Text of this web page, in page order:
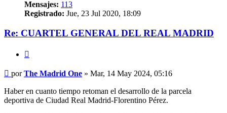
Mensajes: 113
Registrado: Jue, 23 Jul 2020, 18:09
Re: CUARTEL GENERAL DEL REAL MADRID
Mensaje
porThe Madrid One » Mar, 14 May 2024, 05:16
Haber en cuanto tiempo retoman el desarrollo de la parcela
deportiva de Ciudad Real Madrid-Florentino Pérez.